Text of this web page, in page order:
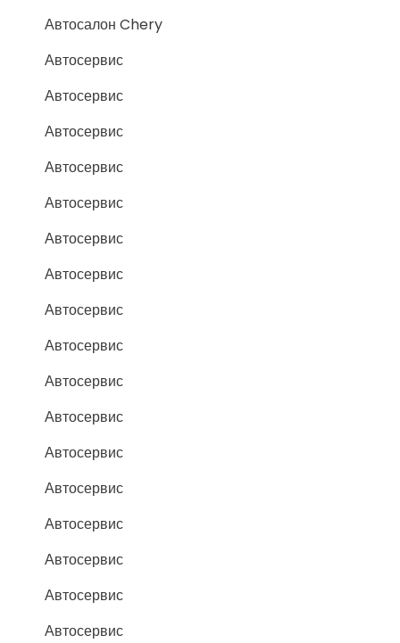
Автосалон Chery
Автосервис
Автосервис
Автосервис
Автосервис
Автосервис
Автосервис
Автосервис
Автосервис
Автосервис
Автосервис
Автосервис
Автосервис
Автосервис
Автосервис
Автосервис
Автосервис
Автосервис